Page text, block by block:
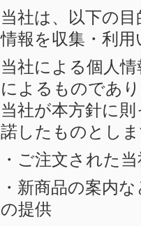
当社は、以下の
情報を収集・利
当社による個人
によるものであ
当社が本方針に
諾したものとし
・ご注文された
・新商品の案内
の提供